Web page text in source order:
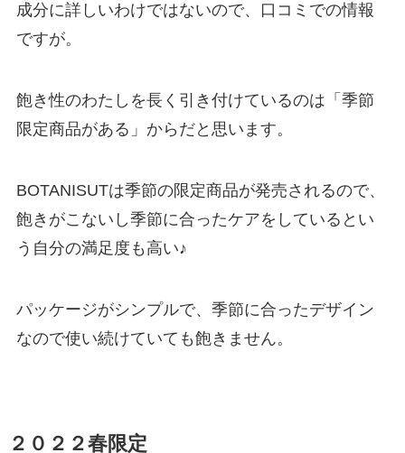
成分に詳しいわけではないので、口コミでの情報
ですが。
飽き性のわたしを長く引き付けているのは「季節
限定商品がある」からだと思います。
BOTANISUTは季節の限定商品が発売されるので、
飽きがこないし季節に合ったケアをしているとい
う自分の満足度も高い♪
パッケージがシンプルで、季節に合ったデザイン
なので使い続けていても飽きません。
２０２２春限定